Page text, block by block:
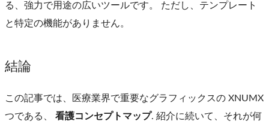
る、強力で用途の広いツールです。 ただし、テンプレート
と特定の機能がありません。
結論
この記事では、医療業界で重要なグラフィックスの XNUMX
つである、 看護コンセプトマップ. 紹介に続いて、それが何